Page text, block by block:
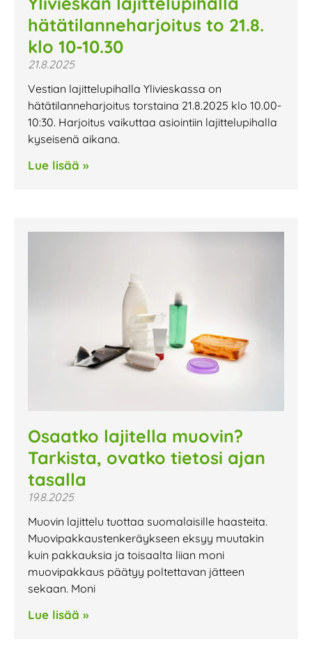
hätätilanneharjoitus to 21.8.
klo 10-10.30
21.8.2025
Vestian lajittelupihalla Ylivieskassa on
hätätilanneharjoitus torstaina 21.8.2025 klo 10.00-
10:30. Harjoitus vaikuttaa asiointiin lajittelupihalla
kyseisenä aikana.
Lue lisää »
Osaatko lajitella muovin?
Tarkista, ovatko tietosi ajan
tasalla
19.8.2025
Muovin lajittelu tuottaa suomalaisille haasteita.
Muovipakkaustenkeräykseen eksyy muutakin
kuin pakkauksia ja toisaalta liian moni
muovipakkaus päätyy poltettavan jätteen
sekaan. Moni
Lue lisää »